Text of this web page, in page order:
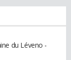
du Léveno -